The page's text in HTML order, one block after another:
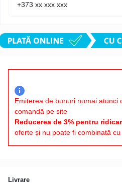
i
Emiterea de bunuri numai atunci
comandă pe site
Reducerea de 3% pentru
oferte și nu poate fi combinată
Livrare